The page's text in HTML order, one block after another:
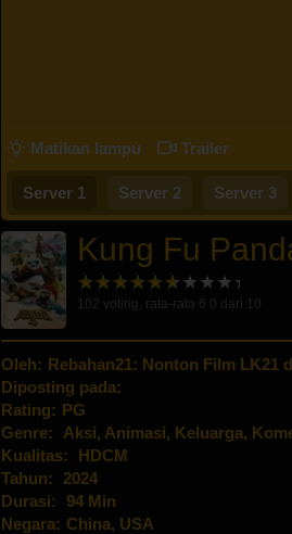
Matikan lampu Trailer
Server 1 Server 2 Server 3
Kung Fu
102 voting, rata-rata 6.0 dari 10
Oleh: Rebahan21: Nonton Film LK21
Diposting pada:
Rating: PG
Genre:
Aksi, Animasi, Keluarga,
Kualitas:
HDCM
Tahun:
2024
Durasi:
94 Min
Negara: China, USA